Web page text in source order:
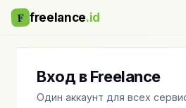
F freelance.id
Вход в Freelance
Один аккаунт для всех